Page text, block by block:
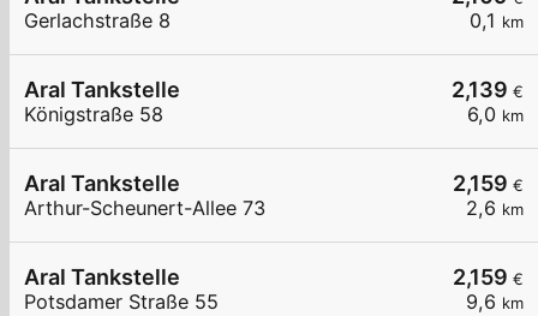
0,1 km
Gerlachstraße 8
2,139 €
6,0 km
Aral Tankstelle
Königstraße 58
2,159 €
2,6 km
Aral Tankstelle
Arthur-Scheunert-Allee 73
2,159 €
9,6 km
Aral Tankstelle
Potsdamer Straße 55